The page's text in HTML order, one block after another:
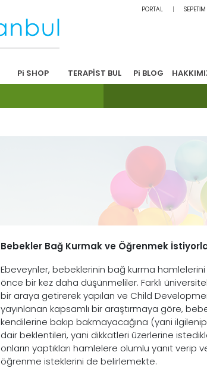
PORTAL SEPETİM
Pi SHOP TERAPİST BUL Pi BLOG
Bebekler Bağ Kurmak ve Öğrenmek
Ebeveynler, bebeklerinin bağ kurma hamlelerini
önce bir kez daha düşünmeliler. Farklı
bir araya getirerek yapılan ve Child
yayınlanan kapsamlı bir araştırmaya göre,
kendilerine bakıp bakmayacağına (yani
dair beklentileri, yani dikkatleri üzerlerine
onların yaptıkları hamlelere olumlu yanıt verip
öğrenme isteklerini de belirlemekte.